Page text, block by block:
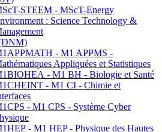
STEEM - MScT-Energy
: Science Technology &
- M1 APPMS -
Appliquées et Statistiques
- M1 BH - Biologie et Santé
- M1 CI - Chimie et
- M1 CPS - Système Cyber
- M1 HEP - Physique des Hautes